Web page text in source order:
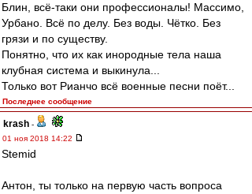
Блин, всё-таки они профессионалы! Массимо,
Урбано. Всё по делу. Без воды. Чётко. Без
грязи и по существу.
Понятно, что их как инородные тела наша
клубная система и выкинула...
Только вот Рианчо всё военные песни поёт...
Последнее сообщение
krash -
01 ноя 2018 14:22
Stemid
Антон, ты только на первую часть вопроса